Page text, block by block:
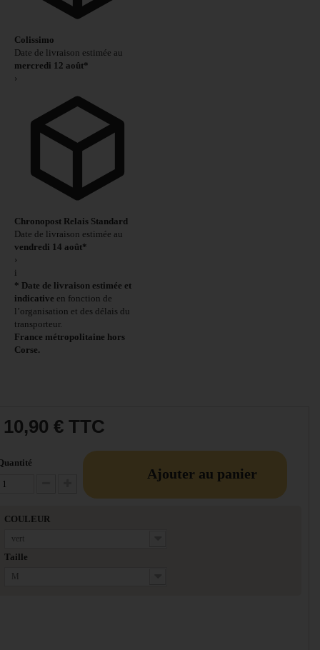
Colissimo
Date de livraison estimée au
mercredi 12 août*
›
Chronopost Relais Standard
Date de livraison estimée au
vendredi 14 août*
›
i
* Date de livraison estimée et
indicative en fonction de
l’organisation et des délais du
transporteur.
France métropolitaine hors
Corse.
10,90 € TTC
Diminuer la quantité
Augmenter la quantité
Ajouter au panier
COULEUR
vert
Taille
M